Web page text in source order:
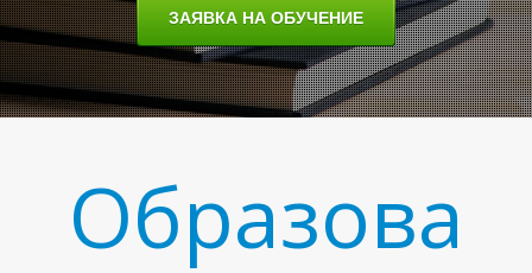
ЗАЯВКА НА ОБУЧЕНИЕ
Образова